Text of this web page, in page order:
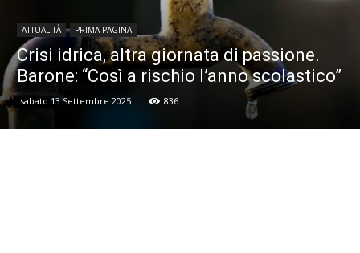
ATTUALITÀ PRIMA PAGINA
Crisi idrica, altra giornata di passione.
Barone: “Così a rischio l’anno scolastico”
sabato 13 Settembre 2025 836